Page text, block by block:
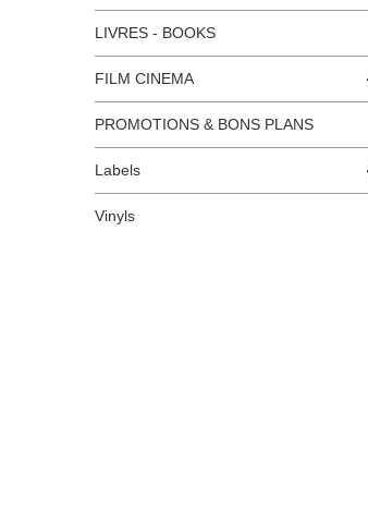
LIVRES - BOOKS
FILM CINEMA
PROMOTIONS & BONS PLANS
Labels
Vinyls